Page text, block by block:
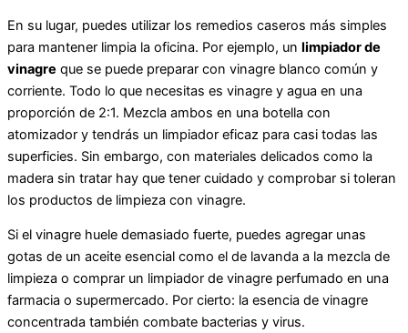
En su lugar, puedes utilizar los remedios caseros más simples
para mantener limpia la oficina. Por ejemplo, un limpiador de
vinagre que se puede preparar con vinagre blanco común y
corriente. Todo lo que necesitas es vinagre y agua en una
proporción de 2:1. Mezcla ambos en una botella con
atomizador y tendrás un limpiador eficaz para casi todas las
superficies. Sin embargo, con materiales delicados como la
madera sin tratar hay que tener cuidado y comprobar si toleran
los productos de limpieza con vinagre.
Si el vinagre huele demasiado fuerte, puedes agregar unas
gotas de un aceite esencial como el de lavanda a la mezcla de
limpieza o comprar un limpiador de vinagre perfumado en una
farmacia o supermercado. Por cierto: la esencia de vinagre
concentrada también combate bacterias y virus.